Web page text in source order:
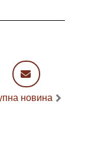
новина